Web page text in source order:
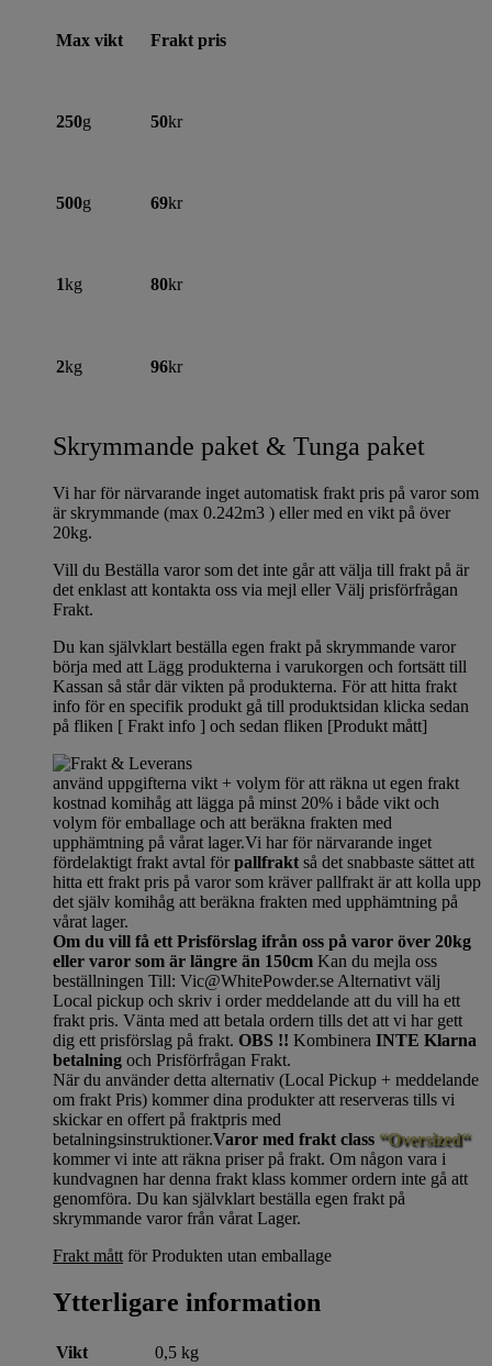
Max vikt Frakt pris
250g 50kr
500g 69kr
1kg 80kr
2kg 96kr
Skrymmande paket & Tunga paket
Vi har för närvarande inget automatisk frakt pris på varor som
är skrymmande (max 0.242m3 ) eller med en vikt på över
20kg.
Vill du Beställa varor som det inte går att välja till frakt på är
det enklast att kontakta oss via mejl eller Välj prisförfrågan
Frakt.
Du kan självklart beställa egen frakt på skrymmande varor
börja med att Lägg produkterna i varukorgen och fortsätt till
Kassan så står där vikten på produkterna. För att hitta frakt
info för en specifik produkt gå till produktsidan klicka sedan
på fliken [ Frakt info ] och sedan fliken [Produkt mått]
använd uppgifterna vikt + volym för att räkna ut egen frakt
kostnad komihåg att lägga på minst 20% i både vikt och
volym för emballage och att beräkna frakten med
upphämtning på vårat lager.Vi har för närvarande inget
fördelaktigt frakt avtal förpallfrakt så det snabbaste sättet att
hitta ett frakt pris på varor som kräver pallfrakt är att kolla upp
det själv komihåg att beräkna frakten med upphämtning på
vårat lager.
Om du vill få ett Prisförslag ifrån oss på varor över 20kg
eller varor som är längre än 150cm Kan du mejla oss
beställningen Till: Vic@WhitePowder.se Alternativt välj
Local pickup och skriv i order meddelande att du vill ha ett
frakt pris. Vänta med att betala ordern tills det att vi har gett
dig ett prisförslag på frakt. OBS !! Kombinera INTE Klarna
betalning och Prisförfrågan Frakt.
När du använder detta alternativ (Local Pickup + meddelande
om frakt Pris) kommer dina produkter att reserveras tills vi
skickar en offert på fraktpris med
betalningsinstruktioner.Varor med frakt class “Oversized“
kommer vi inte att räkna priser på frakt. Om någon vara i
kundvagnen har denna frakt klass kommer ordern inte gå att
genomföra. Du kan självklart beställa egen frakt på
skrymmande varor från vårat Lager.
Frakt mått för Produkten utan emballage
Ytterligare information
Vikt
0,5 kg